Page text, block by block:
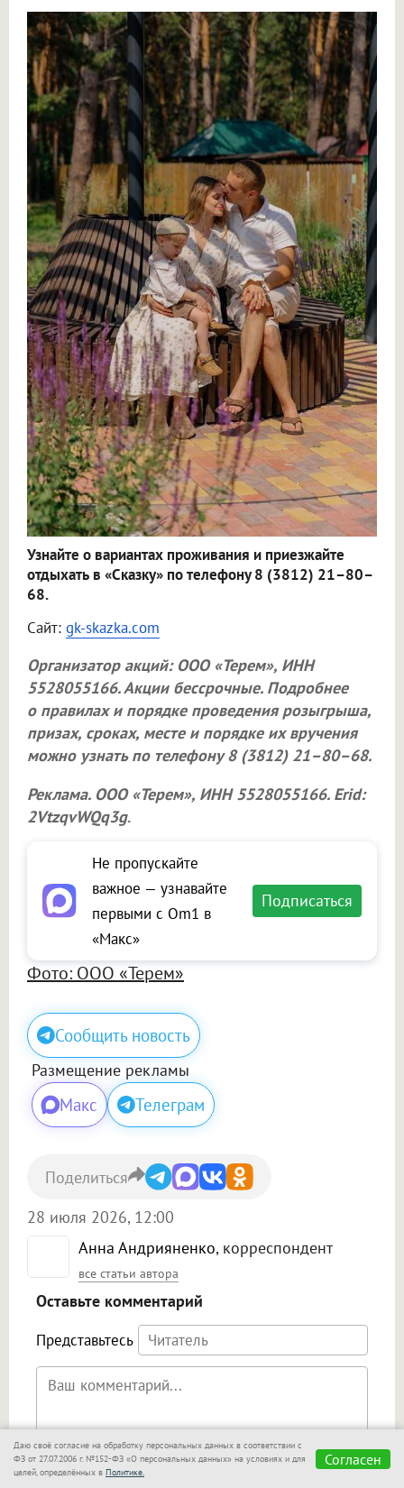
Узнайте о вариантах проживания и приезжайте
отдыхать в «Сказку» по телефону 8 (3812) 21–80–
68.
Сайт: gk-skazka.com
Организатор акций: ООО «Терем», ИНН
5528055166. Акции бессрочные. Подробнее
о правилах и порядке проведения розыгрыша,
призах, сроках, месте и порядке их вручения
можно узнать по телефону 8 (3812) 21–80–68.
Реклама. ООО «Терем», ИНН 5528055166. Erid:
2VtzqvWQq3g.
Не пропускайте
важное — узнавайте
первыми с Om1 в
«Макс»
Подписаться
Фото: ООО «Терем»
Сообщить новость
Размещение рекламы
Макс Телеграм
Анна Андрияненко, корреспондент
все статьи автора
28 июля 2026, 12:00
Поделиться
Оставьте комментарий
Представьтесь
Поддержка HTML
Я даю согласие на обработку моих персональных данных на
условияхПолитики обработки персональных данных
Даю своё согласие на обработку персональных данных в соответствии с
ФЗ от 27.07.2006 г. №152-ФЗ «О персональных данных» на условиях и для
целей, определённых в Политике.
Согласен